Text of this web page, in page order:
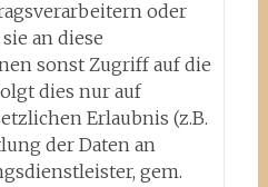
oder
an diese
sonst Zugriff auf die
dies nur auf
Erlaubnis (z.B.
der Daten an
gem.